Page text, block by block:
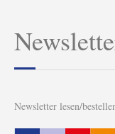
Newsletter lesen/